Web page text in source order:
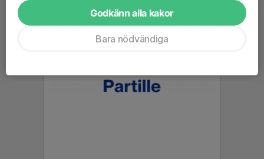
Godkänn alla kakor
Bara nödvändiga